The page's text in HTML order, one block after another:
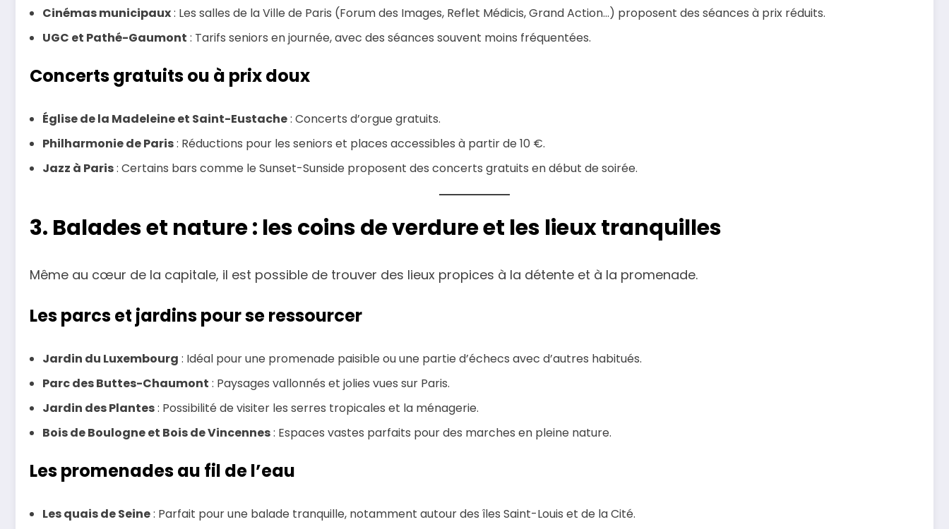
Cinémas municipaux: Les salles de la Ville de Paris (Forum des Images, Reflet Médicis, Grand Action…) proposent des séances à prix réduits.
UGC et Pathé-Gaumont : Tarifs seniors en journée, avec des séances souvent moins fréquentées.
Concerts gratuits ou à prix doux
Église de la Madeleine et Saint-Eustache: Concerts d’orgue gratuits.
Philharmonie de Paris: Réductions pour les seniors et places accessibles à partir de 10 €.
Jazz à Paris: Certains bars comme le Sunset-Sunside proposent des concerts gratuits en début de soirée.
3. Balades et nature : les coins de verdure et les lieux tranquilles
Même au cœur de la capitale, il est possible de trouver des lieux propices à la détente et à la promenade.
Les parcs et jardins pour se ressourcer
Jardin du Luxembourg : Idéal pour une promenade paisible ou une partie d’échecs avec d’autres habitués.
Parc des Buttes-Chaumont : Paysages vallonnés et jolies vues sur Paris.
Jardin des Plantes: Possibilité de visiter les serres tropicales et la ménagerie.
Bois de Boulogne et Bois de Vincennes: Espaces vastes parfaits pour des marches en pleine nature.
Les promenades au fil de l’eau
Les quais de Seine: Parfait pour une balade tranquille, notamment autour des îles Saint-Louis et de la Cité.